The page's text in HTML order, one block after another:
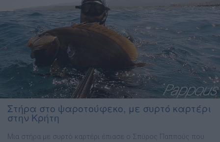
Στήρα στο ψαροτούφεκο, με συρτό καρτέρι
στην Κρήτη
Μια στήρα με συρτό καρτέρι έπιασε ο Σπύρος Παππούς που